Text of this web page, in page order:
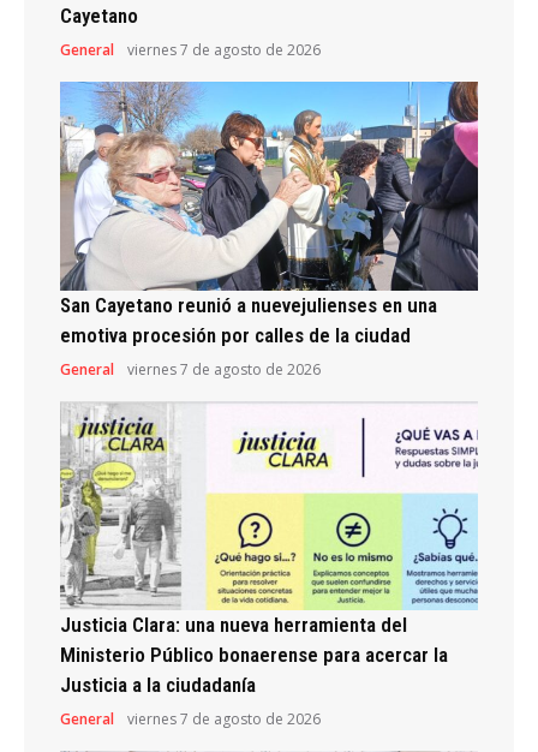
Cayetano
General viernes 7 de agosto de 2026
San Cayetano reunió a nuevejulienses en una
emotiva procesión por calles de la ciudad
General viernes 7 de agosto de 2026
Justicia Clara: una nueva herramienta del
Ministerio Público bonaerense para acercar la
Justicia a la ciudadanía
General viernes 7 de agosto de 2026